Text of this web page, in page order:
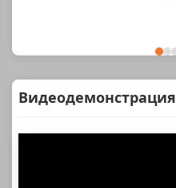
Видеодемонстрация